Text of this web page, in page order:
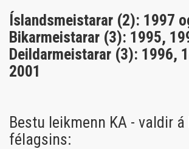
Íslandsmeistarar (2): 1997
Bikarmeistarar (3): 1995,
Deildarmeistarar (3): 1996,
2001
Bestu leikmenn KA - valdir
félagsins: